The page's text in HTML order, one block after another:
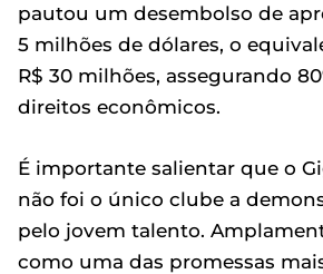
pautou um desembolso de
5 milhões de dólares, o
R$ 30 milhões, assegurando
direitos econômicos.
É importante salientar que o
não foi o único clube a
pelo jovem talento.
como uma das promessas